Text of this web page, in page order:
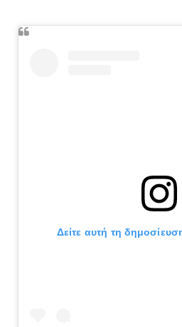
Δείτε αυτή τη